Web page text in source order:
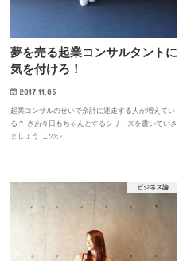
夢を売る起業コンサルタントに
気を付けろ！
2017.11.05
起業コンサルのせいで余計に迷走する人が増えてい
る？ さあ今日もちゃんとするシリーズを書いていき
ましょう このシ…
ビジネス論